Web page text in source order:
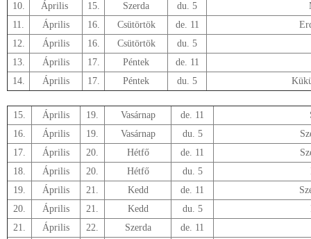
10.
Április 15. Szerda du. 5
11.
Április 16. Csütörtök de. 11
12.
Április 16. Csütörtök
du. 5
13.
Április 17. Péntek
de. 11
14.
Április 17. Péntek du. 5
15. Április 19. Vasárnap de. 11
16.
Április 19. Vasárnap du. 5
17.
Április 20. Hétfő de. 11
18.
Április 20. Hétfő du. 5
19.
Április 21. Kedd de. 11
20.
Április 21. Kedd du. 5
21.
Április 22. Szerda
de. 11